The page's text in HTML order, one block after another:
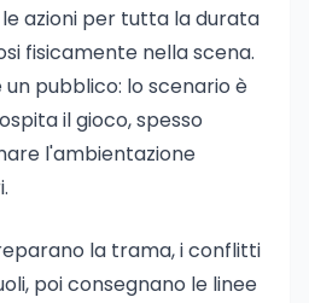
le azioni per tutta la durata
fisicamente nella scena.
pubblico: lo scenario è
il gioco, spesso
l'ambientazione
la trama, i conflitti
poi consegnano le linee